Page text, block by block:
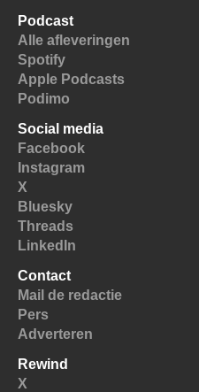
Podcast
Alle afleveringen
Spotify
Apple Podcasts
Podimo
Social media
Facebook
Instagram
X
Bluesky
Threads
LinkedIn
Contact
Mail de redactie
Pers
Adverteren
Rewind
X